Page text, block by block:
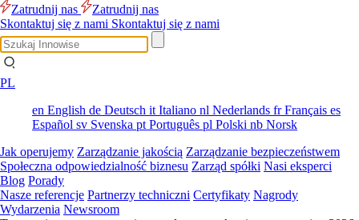
Zatrudnij nas
Zatrudnij nas
Skontaktuj się z nami Skontaktuj się z nami
PL
en English de Deutsch it Italiano nl Nederlands frFrançais es
Español sv Svenska pt Português pl Polski nb Norsk
Jak operujemy Zarządzanie jakością Zarządzanie bezpieczeństwem
Społeczna odpowiedzialność biznesu Zarząd spółki Nasi eksperci
Blog Porady
Nasze referencje Partnerzy techniczni Certyfikaty Nagrody
Wydarzenia Newsroom